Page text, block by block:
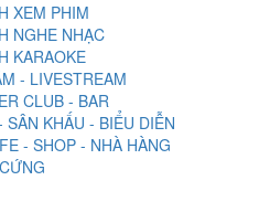
XEM PHIM
NGHE NHẠC
KARAOKE
- LIVESTREAM
CLUB - BAR
KHẤU - BIỂU DIỄN
- SHOP - NHÀ HÀNG